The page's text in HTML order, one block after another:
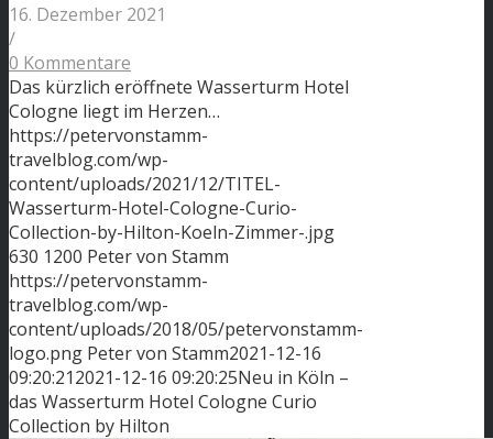
16. Dezember 2021
/
0 Kommentare
Das kürzlich eröffnete Wasserturm Hotel
Cologne liegt im Herzen…
https://petervonstamm-
travelblog.com/wp-
content/uploads/2021/12/TITEL-
Wasserturm-Hotel-Cologne-Curio-
Collection-by-Hilton-Koeln-Zimmer-.jpg
630 1200 Peter von Stamm
https://petervonstamm-
travelblog.com/wp-
content/uploads/2018/05/petervonstamm-
logo.png Peter von Stamm2021-12-16
09:20:212021-12-16 09:20:25Neu in Köln –
das Wasserturm Hotel Cologne Curio
Collection by Hilton